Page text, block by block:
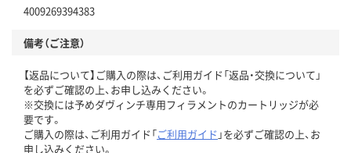
4009269394383
備考（ご注意）
【返品について】ご購入の際は、ご利用ガイド「返品・交換について」
を必ずご確認の上、お申し込みください。
※交換には予めダヴィンチ専用フィラメントのカートリッジが必
要です。
ご購入の際は、ご利用ガイド「ご利用ガイド 」を必ずご確認の上、お
申し込みください。